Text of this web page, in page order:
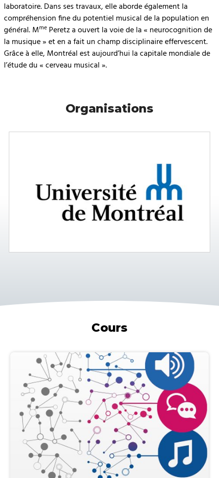
laboratoire. Dans ses travaux, elle aborde également la
compréhension fine du potentiel musical de la population en
général. Mme Peretz a ouvert la voie de la « neurocognition de
la musique » et en a fait un champ disciplinaire effervescent.
Grâce à elle, Montréal est aujourd’hui la capitale mondiale de
l’étude du « cerveau musical ».
Organisations
Cours